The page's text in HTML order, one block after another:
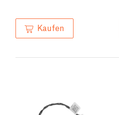
Kaufen